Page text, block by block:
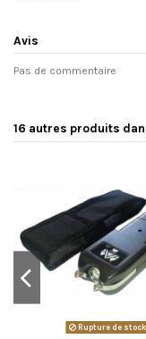
Avis
Pas de commentaire
16 autres produits
Rupture de stock